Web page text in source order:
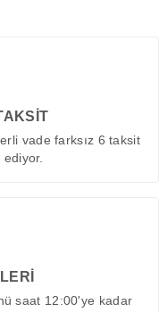
vade farksız 6 taksit
saat 12:00'ye kadar